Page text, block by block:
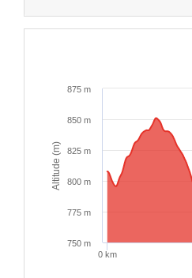
Altitude (m)
0 km
750 m
775 m
800 m
825 m
850 m
875 m